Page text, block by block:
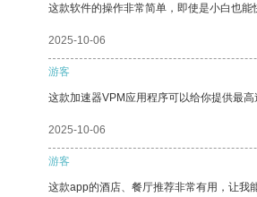
这款软件的操作非常简单，即使是小白也能
2025-10-06
游客
这款加速器VPM应用程序可以给你提供最
2025-10-06
游客
这款app的酒店、餐厅推荐非常有用，让我